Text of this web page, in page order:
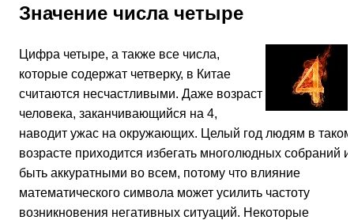
Значение числа четыре
Цифра четыре, а также все числа,
которые содержат четверку, в Китае
считаются несчастливыми. Даже возраст
человека, заканчивающийся на 4,
наводит ужас на окружающих. Целый год людям в таком
возрасте приходится избегать многолюдных собраний и
быть аккуратными во всем, потому что влияние
математического символа может усилить частоту
возникновения негативных ситуаций. Некоторые